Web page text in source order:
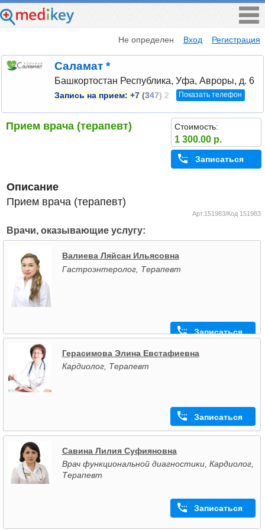
Не определен Вход Регистрация
Саламат *
Башкортостан Республика, Уфа, Авроры, д. 6
Запись на прием: +7 (347) 2 Показать телефон
Прием врача (терапевт) Стоимость:
1 300.00 р.
Записаться
Описание
Прием врача (терапевт)
Арт.151983/Код 151983
Врачи, оказывающие услугу:
Валиева Ляйсан Ильясовна
Гастроэнтеролог, Терапевт
Записаться
Герасимова Элина Евстафиевна
Кардиолог, Терапевт
Записаться
Савина Лилия Суфияновна
Врач функциональной диагностики, Кардиолог,
Терапевт
Записаться